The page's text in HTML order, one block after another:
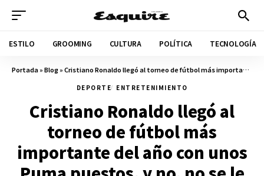
ESTILO GROOMING CULTURA POLÍTICA TECNOLOGÍA
Portada»Blog»Cristiano Ronaldo llegó al torneo de fútbol más importante del año con unos Puma puestos, y no, no se le olvidó su contrato con Nike
DEPORTE ENTRETENIMIENTO
Cristiano Ronaldo llegó al
torneo de fútbol más
importante del año con unos